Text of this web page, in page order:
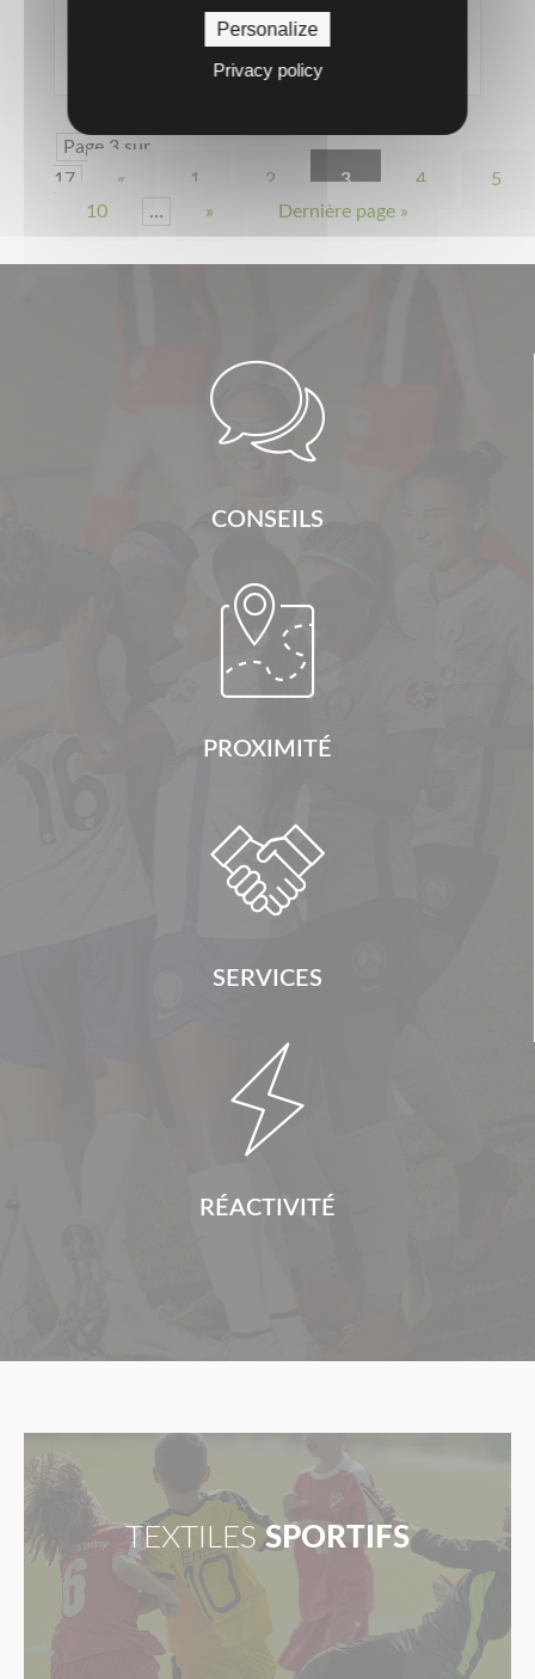
Page 3 sur
17
« 1 2 3 4
5
10
… » Dernière page »

CONSEILS

PROXIMITÉ

SERVICES

RÉACTIVITÉ
TEXTILES SPORTIFS
Personalize
Privacy policy